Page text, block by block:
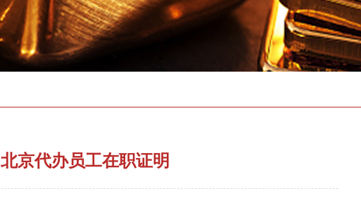
存款证明
北京代办员工在职证明